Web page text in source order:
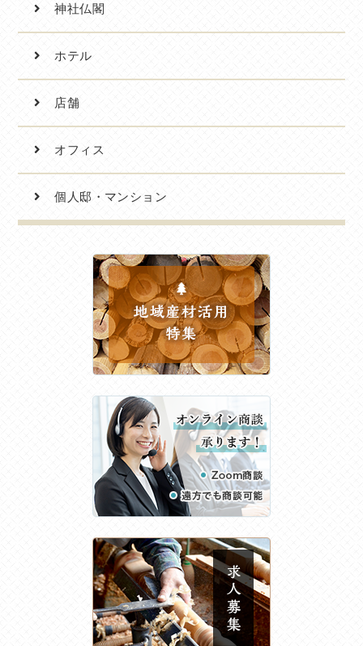
神社仏閣
ホテル
店舗
オフィス
個人邸・マンション